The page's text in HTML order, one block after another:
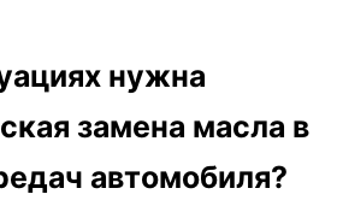
нужна
замена масла в
автомобиля?